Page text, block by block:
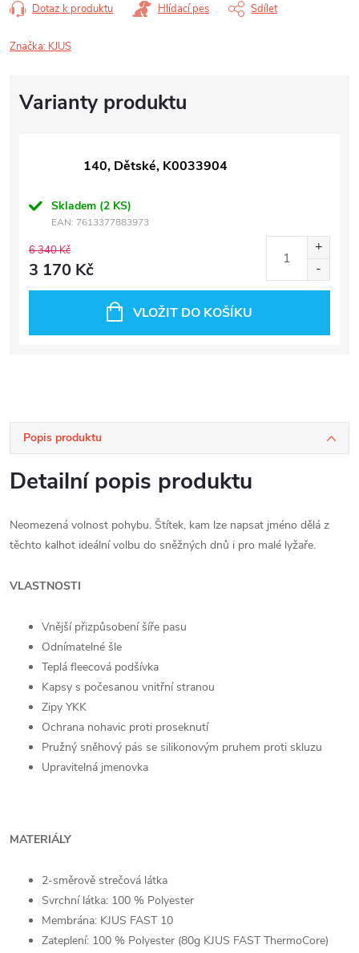
Dotaz k produktu Hlídací pes Sdílet
Značka: KJUS
140, Dětské, K0033904
Skladem (2 KS)
EAN: 7613377883973
6 340 Kč
3 170 Kč
VLOŽIT DO KOŠÍKU
Popis produktu
Detailní popis produktu
Neomezená volnost pohybu. Štítek, kam lze napsat jméno dělá z
těchto kalhot ideální volbu do sněžných dnů i pro malé lyžaře.
VLASTNOSTI
Vnější přizpůsobení šíře pasu
Odnímatelné šle
Teplá fleecová podšívka
Kapsy s počesanou vnitřní stranou
Zipy YKK
Ochrana nohavic proti proseknutí
Pružný sněhový pás se silikonovým pruhem proti skluzu
Upravitelná jmenovka
MATERIÁLY
2-směrově strečová látka
Svrchní látka: 100 % Polyester
Membrána: KJUS FAST 10
Zateplení: 100 % Polyester (80g KJUS FAST ThermoCore)